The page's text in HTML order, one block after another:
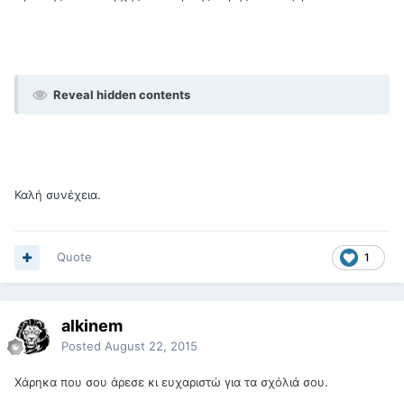
Reveal hidden contents
Καλή συνέχεια.
1
Quote
alkinem
Posted August 22, 2015
Χάρηκα που σου άρεσε κι ευχαριστώ για τα σχόλιά σου.